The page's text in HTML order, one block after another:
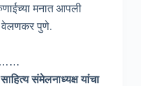
मनात आपली
वेलणकर पुणे.
संमेलनाध्यक्ष यांचा